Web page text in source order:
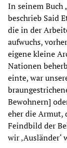
In seinem Buch
beschrieb Said
die in der
aufwuchs,
eigene kleine
Nationen
einte, war
Bewohnern]
eher die Armut,
Feindbild der
wir ‚Ausländer‘